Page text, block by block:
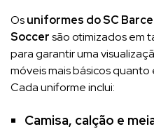
Osuniformes do SC
Soccersão otimizados em
para garantir uma
móveis mais básicos
Cada uniforme inclui:
Camisa, calção e